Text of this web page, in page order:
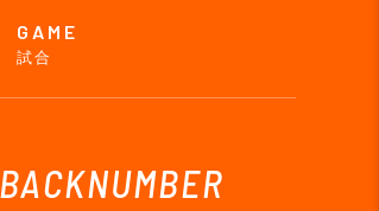
GAME
試合
BACKNUMBER